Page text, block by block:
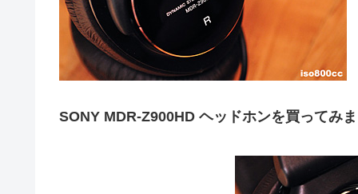
SONY MDR-Z900HD ヘッドホンを買ってみ